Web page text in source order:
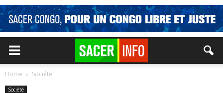
Home Société
Société